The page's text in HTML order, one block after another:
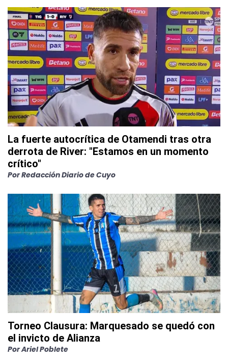
La fuerte autocrítica de Otamendi tras otra
derrota de River: "Estamos en un momento
crítico"
PorRedacción Diario de Cuyo
Torneo Clausura: Marquesado se quedó con
el invicto de Alianza
PorAriel Poblete